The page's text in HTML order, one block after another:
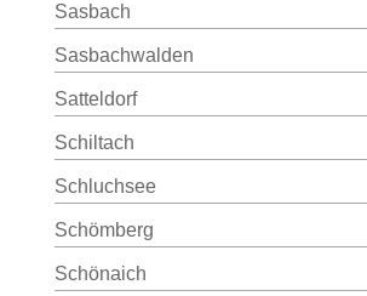
Sasbach
Sasbachwalden
Satteldorf
Schiltach
Schluchsee
Schömberg
Schönaich